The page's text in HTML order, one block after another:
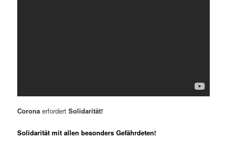
CoronaerfordertSolidarität!
Solidarität mit allen besonders Gefährdeten!